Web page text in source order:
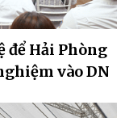
để Hải Phòng
vào DN